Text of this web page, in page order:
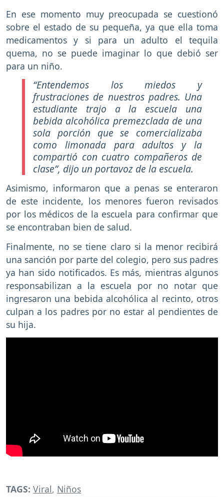
En ese momento muy preocupada se cuestionó
sobre el estado de su pequeña, ya que ella toma
medicamentos y si para un adulto el tequila
quema, no se puede imaginar lo que debió ser
para un niño.
“Entendemos los miedos y
frustraciones de nuestros padres. Una
estudiante trajo a la escuela una
bebida alcohólica premezclada de una
sola porción que se comercializaba
como limonada para adultos y la
compartió con cuatro compañeros de
clase”, dijo un portavoz de la escuela.
Asimismo, informaron que a penas se enteraron
de este incidente, los menores fueron revisados
por los médicos de la escuela para confirmar que
se encontraban bien de salud.
Finalmente, no se tiene claro si la menor recibirá
una sanción por parte del colegio, pero sus padres
ya han sido notificados. Es más, mientras algunos
responsabilizan a la escuela por no notar que
ingresaron una bebida alcohólica al recinto, otros
culpan a los padres por no estar al pendientes de
su hija.
TAGS: Viral, Niños